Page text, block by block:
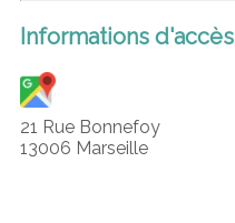
Informations d'accès
21 Rue Bonnefoy
13006 Marseille